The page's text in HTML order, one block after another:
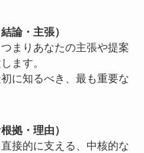
論・主張）
まりあなたの主張や提案
ます。
に知るべき、最も重要な
拠・理由）
接的に支える、中核的な